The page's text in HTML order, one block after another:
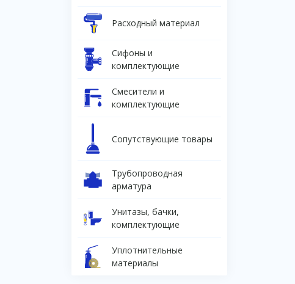
Расходный материал
Сифоны и
комплектующие
Смесители и
комплектующие
Сопутствующие товары
Трубопроводная
арматура
Унитазы, бачки,
комплектующие
Уплотнительные
материалы